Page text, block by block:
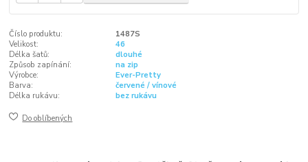
Číslo produktu:
1487S
Velikost:
46
Délka šatů:
dlouhé
Způsob zapínání:
na zip
Výrobce:
Ever-Pretty
Barva:
červené / vínové
Délka rukávu:
bez rukávu
Do oblíbených